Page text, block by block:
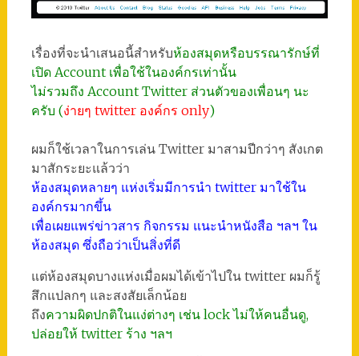
เรื่องที่จะนำเสนอนี้สำหรับห้องสมุดหรือบรรณารักษ์ที่
เปิด Account เพื่อใช้ในองค์กรเท่านั้น
ไม่รวมถึง Account Twitter ส่วนตัวของเพื่อนๆ นะ
ครับ (ง่ายๆ twitter องค์กร only)
ผมก็ใช้เวลาในการเล่น Twitter มาสามปีกว่าๆ สังเกต
มาสักระยะแล้วว่า
ห้องสมุดหลายๆ แห่งเริ่มมีการนำ twitter มาใช้ใน
องค์กรมากขึ้น
เพื่อเผยแพร่ข่าวสาร กิจกรรม แนะนำหนังสือ ฯลฯ ใน
ห้องสมุด ซึ่งถือว่าเป็นสิ่งที่ดี
แต่ห้องสมุดบางแห่งเมื่อผมได้เข้าไปใน twitter ผมก็รู้
สึกแปลกๆ และสงสัยเล็กน้อย
ถึงความผิดปกติในแง่ต่างๆ เช่น lock ไม่ให้คนอื่นดู,
ปล่อยให้ twitter ร้าง ฯลฯ